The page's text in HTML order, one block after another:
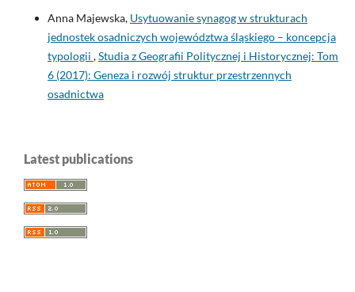
Anna Majewska, Usytuowanie synagog w strukturach
jednostek osadniczych województwa śląskiego – koncepcja
typologii ,Studia z Geografii Politycznej i Historycznej: Tom
6 (2017): Geneza i rozwój struktur przestrzennych
osadnictwa
Latest publications